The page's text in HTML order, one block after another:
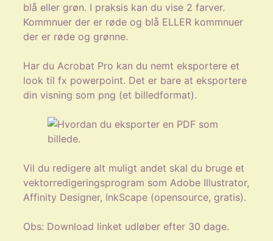
blå eller grøn. I praksis kan du vise 2 farver.
Kommnuer der er røde og blå ELLER kommnuer
der er røde og grønne.
Har du Acrobat Pro kan du nemt eksportere et
look til fx powerpoint. Det er bare at eksportere
din visning som png (et billedformat).
Vil du redigere alt muligt andet skal du bruge et
vektorredigeringsprogram som Adobe Illustrator,
Affinity Designer, InkScape (opensource, gratis).
Obs: Download linket udløber efter 30 dage.